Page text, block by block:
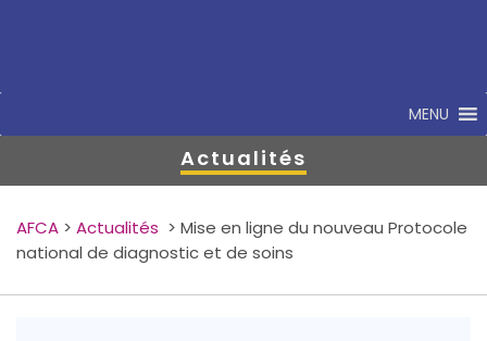
MENU
Actualités
AFCA > Actualités > Mise en ligne du nouveau Protocole
national de diagnostic et de soins